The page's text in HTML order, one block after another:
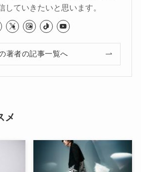
していきたいと思います。
著者の記事一覧へ
メ